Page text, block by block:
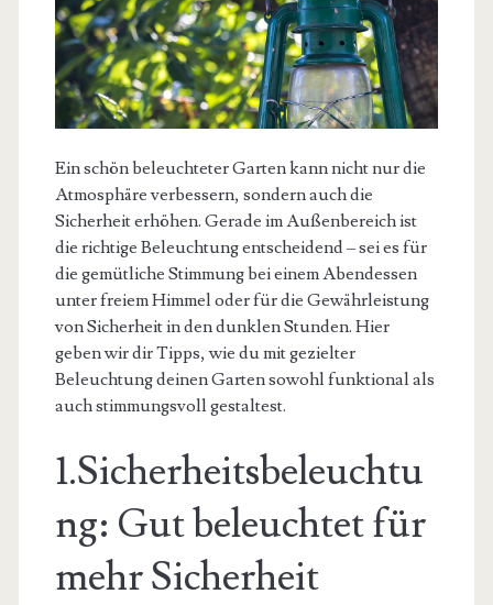
Ein schön beleuchteter Garten kann nicht nur die
Atmosphäre verbessern, sondern auch die
Sicherheit erhöhen. Gerade im Außenbereich ist
die richtige Beleuchtung entscheidend – sei es für
die gemütliche Stimmung bei einem Abendessen
unter freiem Himmel oder für die Gewährleistung
von Sicherheit in den dunklen Stunden. Hier
geben wir dir Tipps, wie du mit gezielter
Beleuchtung deinen Garten sowohl funktional als
auch stimmungsvoll gestaltest.
1.Sicherheitsbeleuchtu
ng: Gut beleuchtet für
mehr Sicherheit